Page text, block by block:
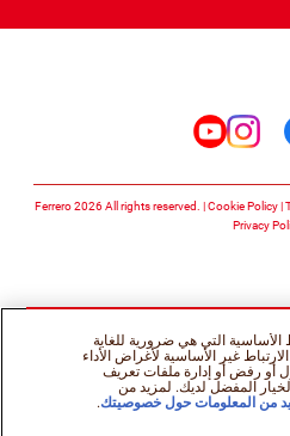
Cookie Policy
Privacy
التي هي ضرورية للغاية
غير الأساسية لأغراض الأداء
أو رفض أو إدارة ملفات تعريف
المفضل لديك. لمزيد من
من المعلومات حول خصوصيتك.